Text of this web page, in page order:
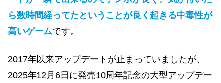
ら数時間経ってたということが良く起きる中毒性が
高いゲームです。
2017年以来アップデートが止まっていましたが、
2025年12月6日に発売10周年記念の大型アップデー